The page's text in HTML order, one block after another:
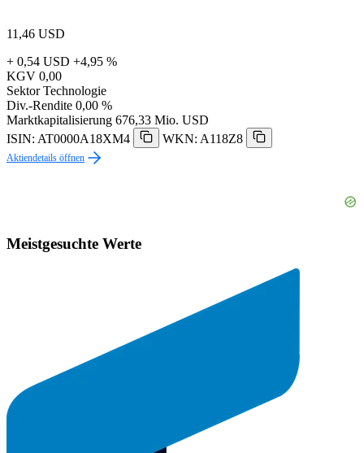
11,46 USD
+ 0,54 USD +4,95 %
KGV 0,00
Sektor Technologie
Div.-Rendite 0,00 %
Marktkapitalisierung 676,33 Mio. USD
ISIN: AT0000A18XM4
WKN: A118Z8
Aktiendetails öffnen
Meistgesuchte Werte